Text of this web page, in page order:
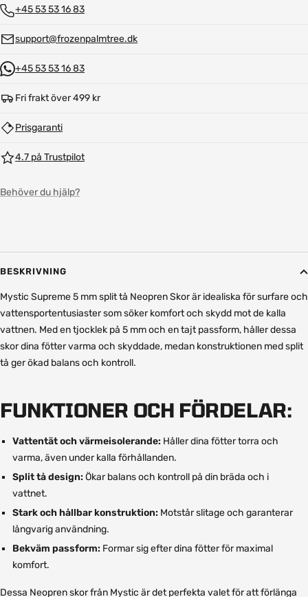
+45 53 53 16 83
support@frozenpalmtree.dk
+45 53 53 16 83
Fri frakt över 499 kr
Prisgaranti
4.7 på Trustpilot
Behöver du hjälp?
BESKRIVNING
Mystic Supreme 5 mm split tå Neopren Skor är idealiska för surfare och
vattensportentusiaster som söker komfort och skydd mot de kalla
vattnen. Med en tjocklek på 5 mm och en tajt passform, håller dessa
skor dina fötter varma och skyddade, medan konstruktionen med split
tå ger ökad balans och kontroll.
FUNKTIONER OCH FÖRDELAR:
Vattentät och värmeisolerande: Håller dina fötter torra och
varma, även under kalla förhållanden.
Split tå design: Ökar balans och kontroll på din bräda och i
vattnet.
Stark och hållbar konstruktion: Motstår slitage och garanterar
långvarig användning.
Bekväm passform: Formar sig efter dina fötter för maximal
komfort.
Dessa Neopren skor från Mystic är det perfekta valet för att förlänga